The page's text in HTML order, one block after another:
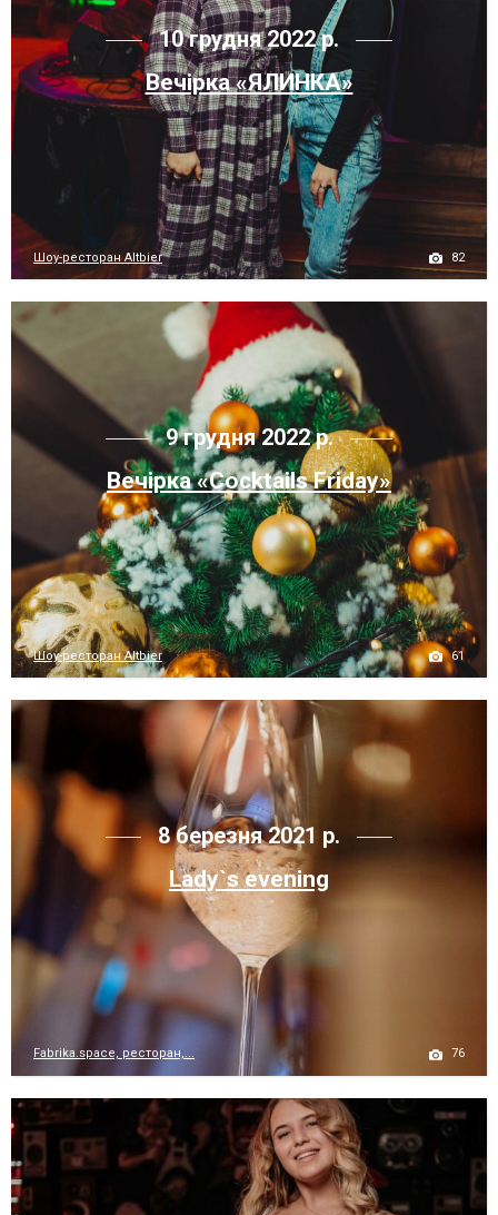
10 грудня 2022 р.
Вечірка «ЯЛИНКА»
Шоу-ресторан Altbier 82
9 грудня 2022 р.
Вечірка «Cocktails Friday»
Шоу-ресторан Altbier 61
8 березня 2021 р.
Lady`s evening
Fabrika.space, ресторан,... 76